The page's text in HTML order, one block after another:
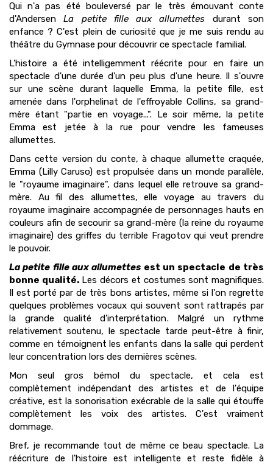
Qui n'a pas été bouleversé par le très émouvant conte
d'AndersenLa petite fille aux allumettes durant son
enfance ? C'est plein de curiosité que je me suis rendu au
théâtre du Gymnase pour découvrir ce spectacle familial.
L'histoire a été intelligemment réécrite pour en faire un
spectacle d'une durée d'un peu plus d'une heure. Il s'ouvre
sur une scène durant laquelle Emma, la petite fille, est
amenée dans l'orphelinat de l'effroyable Collins, sa grand-
mère étant "partie en voyage...". Le soir même, la petite
Emma est jetée à la rue pour vendre les fameuses
allumettes.
Dans cette version du conte, à chaque allumette craquée,
Emma (Lilly Caruso) est propulsée dans un monde parallèle,
le "royaume imaginaire", dans lequel elle retrouve sa grand-
mère. Au fil des allumettes, elle voyage au travers du
royaume imaginaire accompagnée de personnages hauts en
couleurs afin de secourir sa grand-mère (la reine du royaume
imaginaire) des griffes du terrible Fragotov qui veut prendre
le pouvoir.
La petite fille aux allumettes est un spectacle de très
bonne qualité.Les décors et costumes sont magnifiques.
Il est porté par de très bons artistes, même si l'on regrette
quelques problèmes vocaux qui souvent sont rattrapés par
la grande qualité d'interprétation. Malgré un rythme
relativement soutenu, le spectacle tarde peut-être à finir,
comme en témoignent les enfants dans la salle qui perdent
leur concentration lors des dernières scènes.
Mon seul gros bémol du spectacle, et cela est
complètement indépendant des artistes et de l'équipe
créative, est la sonorisation exécrable de la salle qui étouffe
complètement les voix des artistes. C'est vraiment
dommage.
Bref, je recommande tout de même ce beau spectacle. La
réécriture de l'histoire est intelligente et reste fidèle à